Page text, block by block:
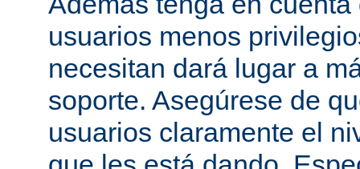
usuarios menos
necesitan dará lugar a
soporte. Asegúrese de
usuarios claramente el